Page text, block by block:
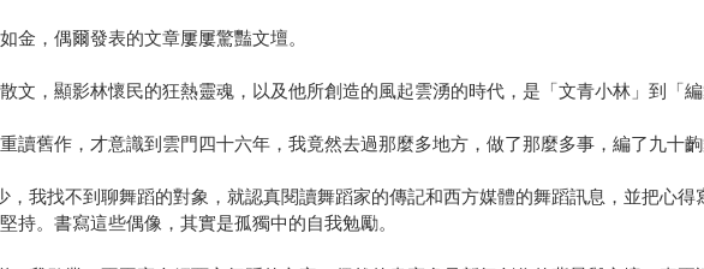
金，偶爾發表的文章屢屢驚豔文壇。
文，顯影林懷民的狂熱靈魂，以及他所創造的風起雲湧的時代，是「文青小林」到「
讀舊作，才意識到雲門四十六年，我竟然去過那麼多地方，做了那麼多事，編了九
，我找不到聊舞蹈的對象，就認真閱讀舞蹈家的傳記和西方媒體的舞蹈訊息，並把心
持。書寫這些偶像，其實是孤獨中的自我勉勵。